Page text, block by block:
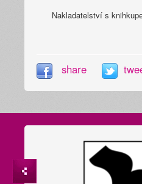
Nakladatelství s
share